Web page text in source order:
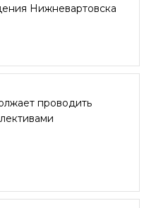
Нижневартовска
проводить